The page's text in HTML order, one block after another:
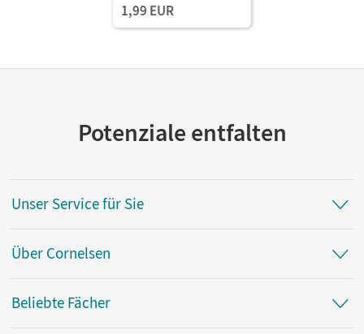
1,99 EUR
Potenziale entfalten
Unser Service für Sie
Über Cornelsen
Beliebte Fächer